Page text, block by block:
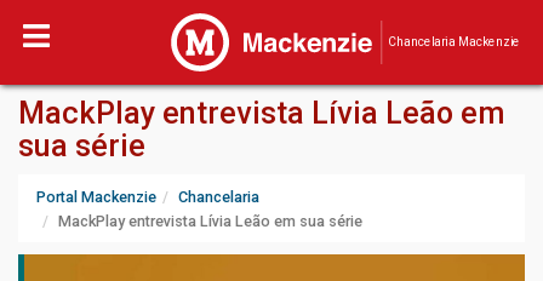
Chancelaria Mackenzie
MackPlay entrevista Lívia Leão em
sua série
Portal Mackenzie
Chancelaria
MackPlay entrevista Lívia Leão em sua série